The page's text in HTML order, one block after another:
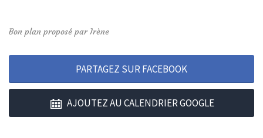
Bon plan proposé par Irène
PARTAGEZ SUR FACEBOOK
AJOUTEZ AU CALENDRIER GOOGLE